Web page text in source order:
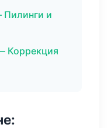
Пилинги и
Коррекция